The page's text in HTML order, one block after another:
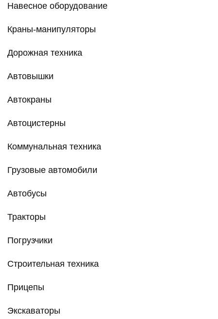
Навесное оборудование
Краны-манипуляторы
Дорожная техника
Автовышки
Автокраны
Автоцистерны
Коммунальная техника
Грузовые автомобили
Автобусы
Тракторы
Погрузчики
Строительная техника
Прицепы
Экскаваторы